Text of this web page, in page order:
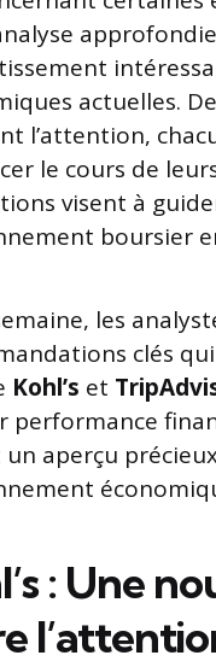
actuelles.
l’attention,
le cours de
visent à
boursier
les
clés
Kohl’s et
performance
aperçu
: Une